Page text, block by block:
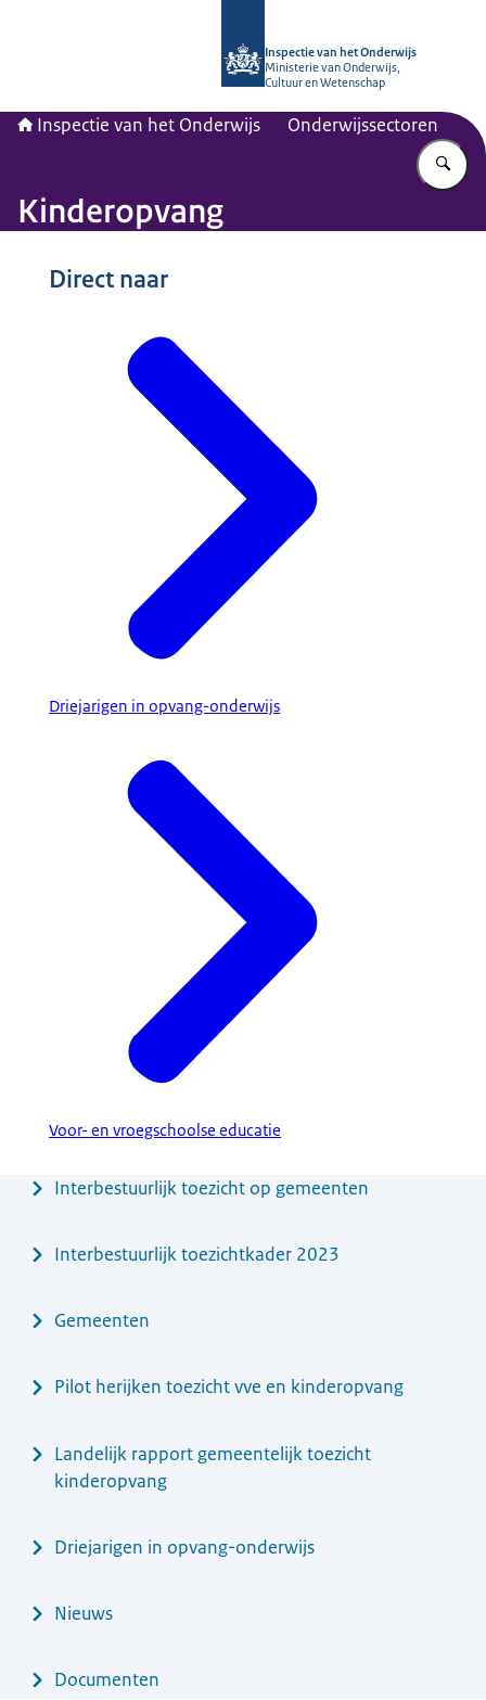
Inspectie van het Onderwijs
Ministerie van Onderwijs,
Cultuur en Wetenschap
Inspectie van het Onderwijs Onderwijssectoren
Kinderopvang
Direct naar
Driejarigen in opvang-onderwijs
Voor- en vroegschoolse educatie
MenuInterbestuurlijk toezicht op gemeenten
Interbestuurlijk toezichtkader 2023
Gemeenten
Pilot herijken toezicht vve en kinderopvang
Landelijk rapport gemeentelijk toezicht
kinderopvang
Driejarigen in opvang-onderwijs
Nieuws
Documenten